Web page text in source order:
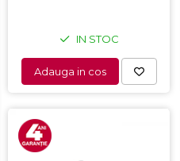
IN STOC
Adauga in cos